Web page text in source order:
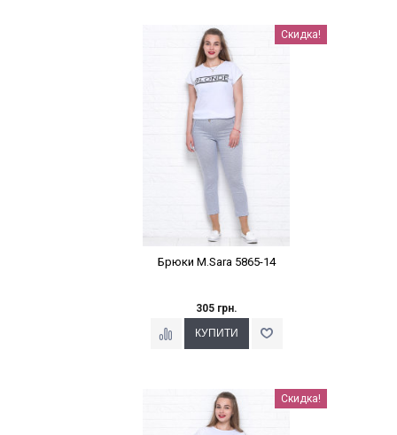
Наклейки Варіант з % Скидка!
Брюки M.Sara 5865-14
305 грн.
Наклейки Варіант з % Скидка!